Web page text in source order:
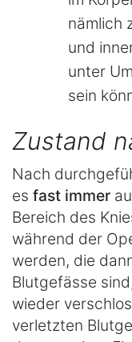
nämlich
und
unter
sein
Zustand
Nach
es fast immer
Bereich des
während der
werden, die
Blutgefässe
wieder
verletzten